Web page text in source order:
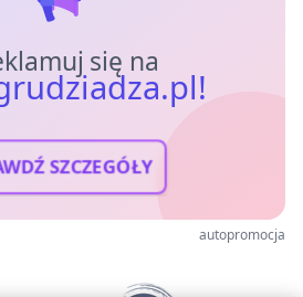
się na
SZCZEGÓŁY
autopromocja